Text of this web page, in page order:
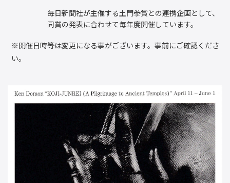
毎日新聞社が主催する土門拳賞との連携企画として、
同賞の発表に合わせて毎年度開催しています。
※開催日時等は変更になる事がございます。事前にご確認くださ
い。